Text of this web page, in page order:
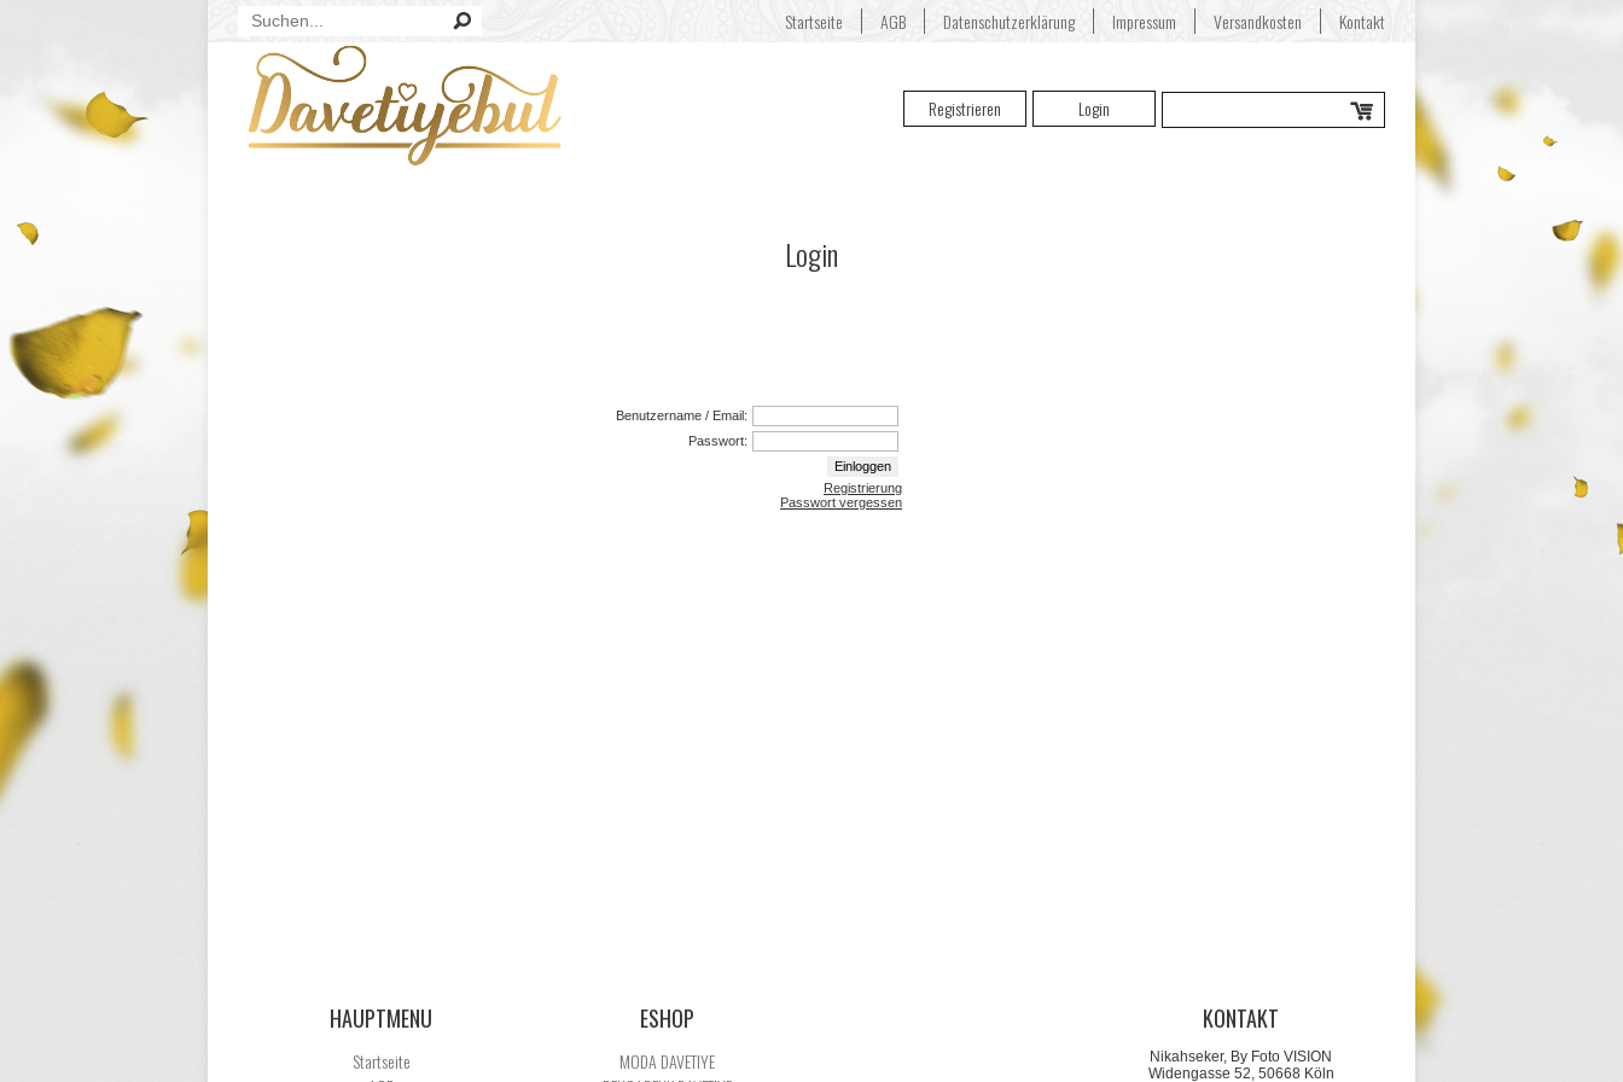
Startseite AGB Datenschutzerklärung Impressum Versandkosten Kontakt
Registrieren Login
Login
Benutzername / Email:
Passwort:
Registrierung
Passwort vergessen
HAUPTMENU
Startseite
ESHOP
MODA DAVETIYE
KONTAKT
Nikahseker, By Foto VISION
Widengasse 52, 50668 Köln